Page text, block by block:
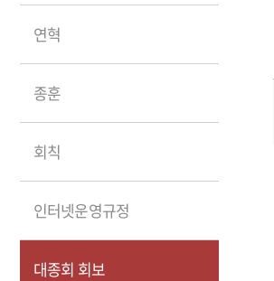
연혁
종훈
회칙
인터넷운영규정
대종회 회보